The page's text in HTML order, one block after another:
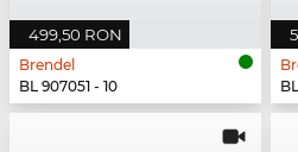
499,50 RON
Brendel
BL 907051 - 10